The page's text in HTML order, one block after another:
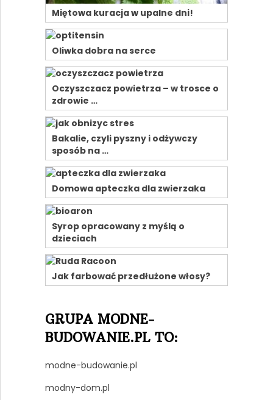
Miętowa kuracja w upalne dni!
Oliwka dobra na serce
Oczyszczacz powietrza – w trosce o
zdrowie …
Bakalie, czyli pyszny i odżywczy
sposób na …
Domowa apteczka dla zwierzaka
Syrop opracowany z myślą o
dzieciach
Jak farbować przedłużone włosy?
GRUPA MODNE-
BUDOWANIE.PL TO:
modne-budowanie.pl
modny-dom.pl